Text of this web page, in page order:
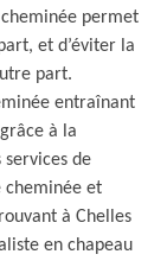
permet
et d’éviter la
part.
entraînant
à la
de
cheminée et
à Chelles
en chapeau